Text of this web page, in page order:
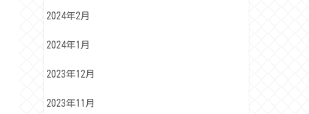
2024年2月
2024年1月
2023年12月
2023年11月